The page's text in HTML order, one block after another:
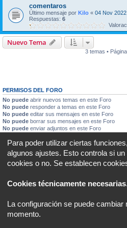
comentaros
Último mensaje por Kilo « 04 Nov
Respuestas: 6
Nuevo Tema
3 temas • Página
PERMISOS DEL FORO
No puede abrir nuevos temas en este Foro
No puede responder a temas en este Foro
No puede editar sus mensajes en este Foro
No puede borrar sus mensajes en este Foro
No puede enviar adjuntos en este Foro
Portal Foro
Desarrollado porphpBB® Forum
Para poder utilizar ciertas
algunos ajustes. Esto controla si
cookies o no. Se establecen
Cookies técnicamente necesarias.
La configuración se puede cambiar
momento.